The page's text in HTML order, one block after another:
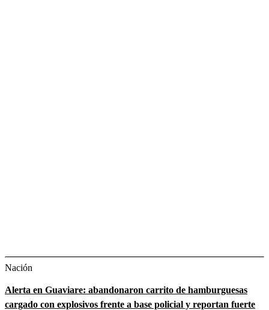
Nación
Alerta en Guaviare: abandonaron carrito de hamburguesas
cargado con explosivos frente a base policial y reportan fuerte